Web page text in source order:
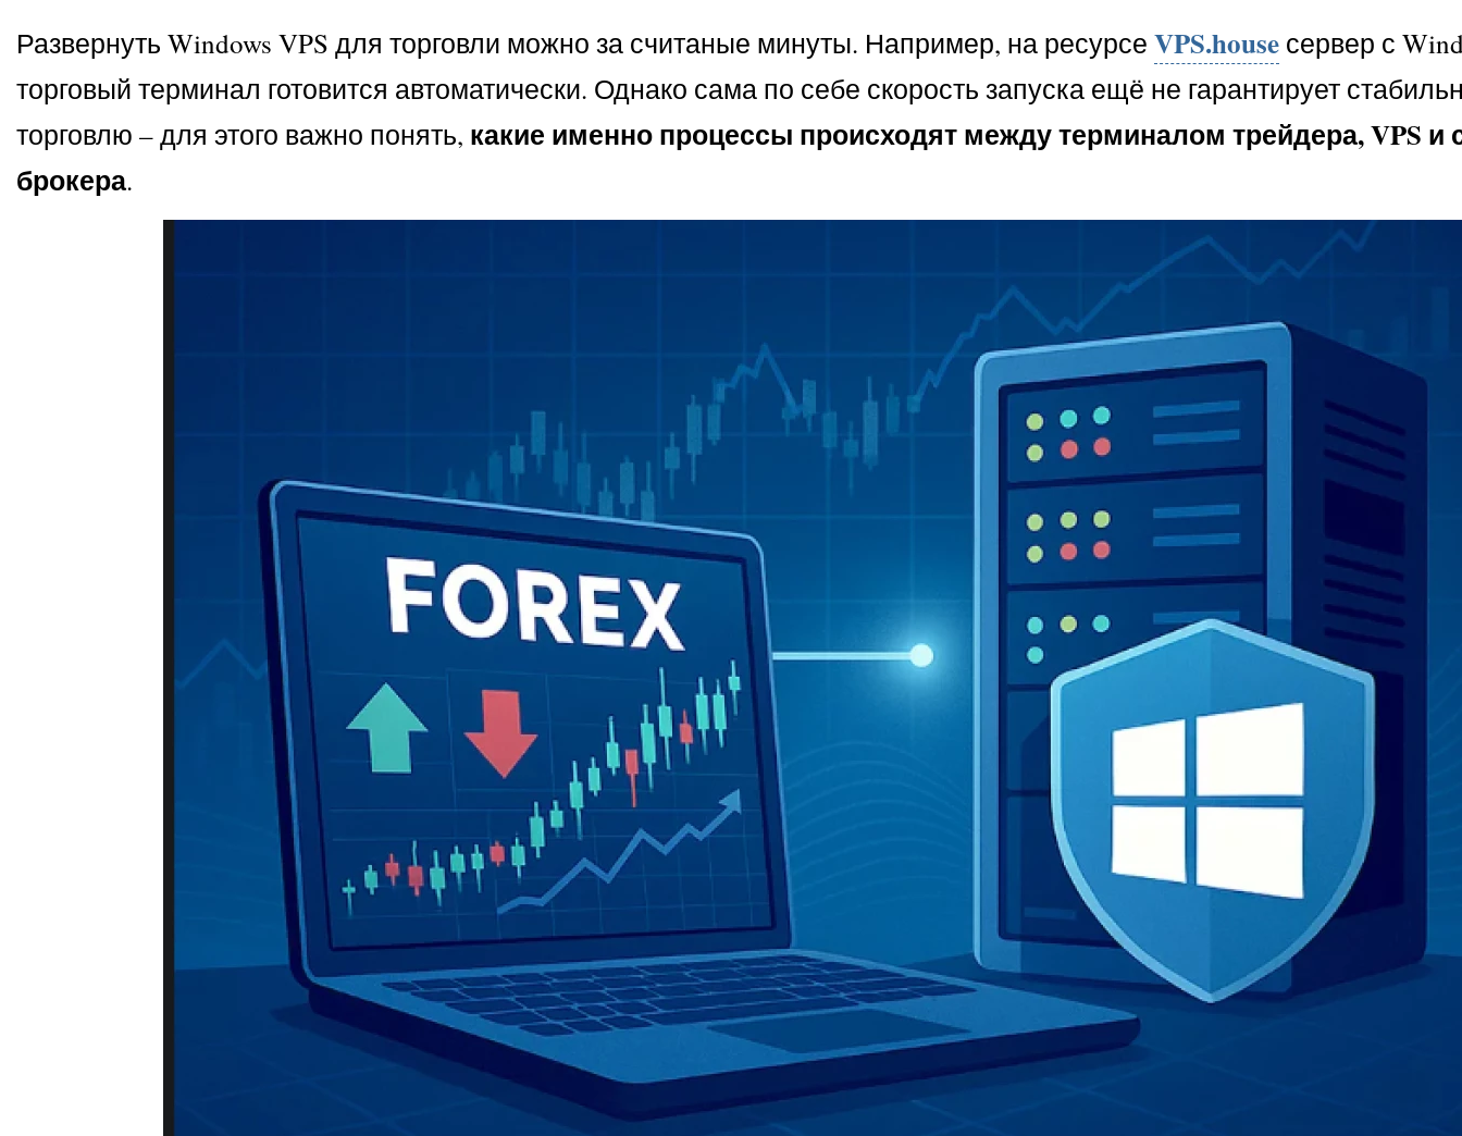
Развернуть Windows VPS для торговли можно за считаные минуты. Например, на ресурсе VPS.house сервер с
торговый терминал готовится автоматически. Однако сама по себе скорость запуска ещё не гарантирует
торговлю – для этого важно понять, какие именно процессы происходят между терминалом трейдера, VPS и
брокера.